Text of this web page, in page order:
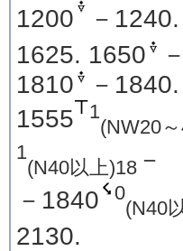
1200
－
1625. 1650
1810
－
1555
1
(NW20
1
(N40以上)18 －
－1840
0
(N40
2130.